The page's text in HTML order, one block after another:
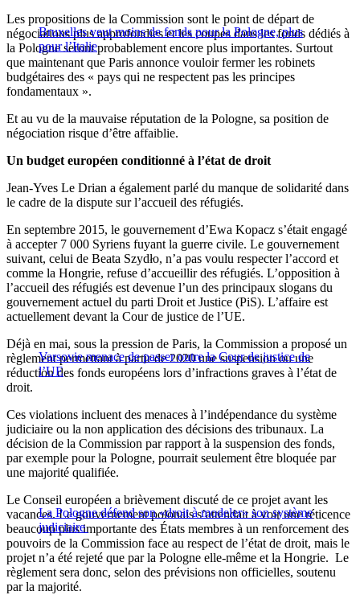
Bruxelles veut moins de fonds pour la Pologne, plus
pour l’Italie
Les propositions de la Commission sont le point de départ de
négociations plus approfondies et les coupes dans les fonds dédiés à
la Pologne seront probablement encore plus importantes. Surtout
que maintenant que Paris annonce vouloir fermer les robinets
budgétaires des « pays qui ne respectent pas les principes
fondamentaux ».
Et au vu de la mauvaise réputation de la Pologne, sa position de
négociation risque d’être affaiblie.
Un budget européen conditionné à l’état de droit
Jean-Yves Le Drian a également parlé du manque de solidarité dans
le cadre de la dispute sur l’accueil des réfugiés.
En septembre 2015, le gouvernement d’Ewa Kopacz s’était engagé
à accepter 7 000 Syriens fuyant la guerre civile. Le gouvernement
suivant, celui de Beata Szydło, n’a pas voulu respecter l’accord et
comme la Hongrie, refuse d’accueillir des réfugiés. L’opposition à
l’accueil des réfugiés est devenue l’un des principaux slogans du
gouvernement actuel du parti Droit et Justice (PiS). L’affaire est
actuellement devant la Cour de justice de l’UE.
Varsovie menace de passer outre la Cour de justice de
l’UE
Déjà en mai, sous la pression de Paris, la Commission a proposé un
règlement permettant à partir de 2020 une suspension ou une
réduction des fonds européens lors d’infractions graves à l’état de
droit.
Ces violations incluent des menaces à l’indépendance du système
judiciaire ou la non application des décisions des tribunaux. La
décision de la Commission par rapport à la suspension des fonds,
par exemple pour la Pologne, pourrait seulement être bloquée par
une majorité qualifiée.
La Pologne défend son «droit à modeler» son système
judiciaire
Le Conseil européen a brièvement discuté de ce projet avant les
vacances. Le gouvernement polonais s’attendait à voir une réticence
beaucoup plus importante des États membres à un renforcement des
pouvoirs de la Commission face au respect de l’état de droit, mais le
projet n’a été rejeté que par la Pologne elle-même et la Hongrie. Le
règlement sera donc, selon des prévisions non officielles, soutenu
par la majorité.